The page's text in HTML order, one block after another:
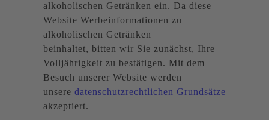
alkoholischen Getränken ein. Da diese
Website Werbeinformationen zu
alkoholischen Getränken
beinhaltet, bitten wir Sie zunächst, Ihre
Volljährigkeit zu bestätigen. Mit dem
Besuch unserer Website werden
unsere datenschutzrechtlichen Grundsätze
akzeptiert.